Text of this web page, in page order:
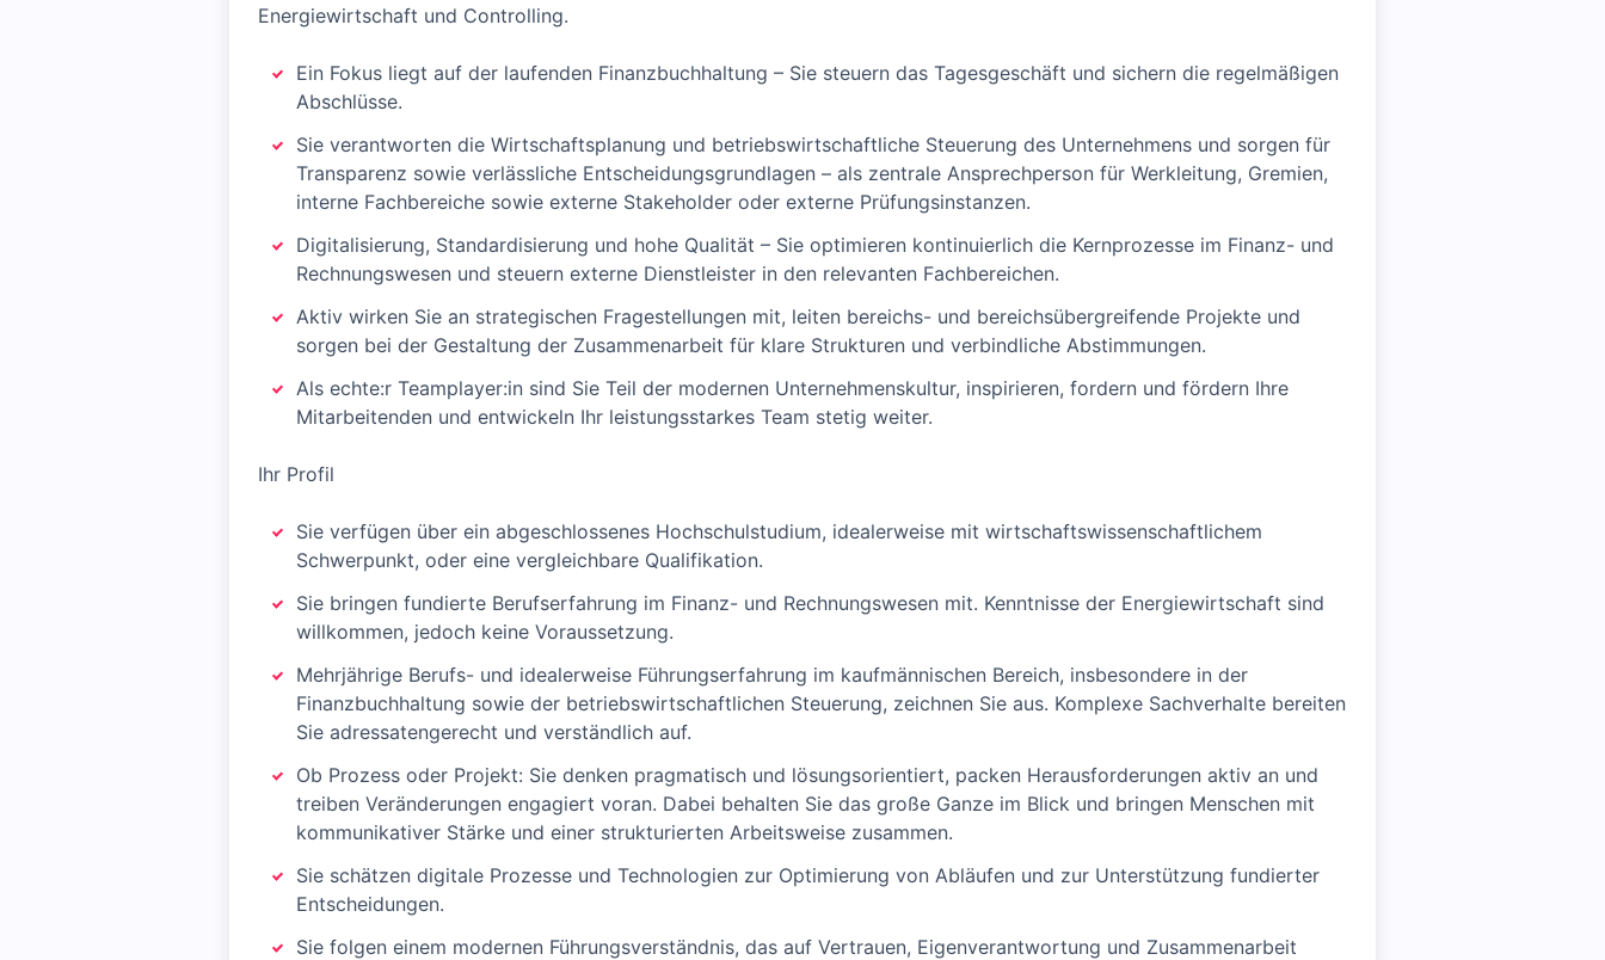
Energiewirtschaft und Controlling.
Ein Fokus liegt auf der laufenden Finanzbuchhaltung – Sie steuern das Tagesgeschäft und sichern die regelmäßigen
Abschlüsse.
Sie verantworten die Wirtschaftsplanung und betriebswirtschaftliche Steuerung des Unternehmens und sorgen für
Transparenz sowie verlässliche Entscheidungsgrundlagen – als zentrale Ansprechperson für Werkleitung, Gremien,
interne Fachbereiche sowie externe Stakeholder oder externe Prüfungsinstanzen.
Digitalisierung, Standardisierung und hohe Qualität – Sie optimieren kontinuierlich die Kernprozesse im Finanz- und
Rechnungswesen und steuern externe Dienstleister in den relevanten Fachbereichen.
Aktiv wirken Sie an strategischen Fragestellungen mit, leiten bereichs- und bereichsübergreifende Projekte und
sorgen bei der Gestaltung der Zusammenarbeit für klare Strukturen und verbindliche Abstimmungen.
Als echte:r Teamplayer:in sind Sie Teil der modernen Unternehmenskultur, inspirieren, fordern und fördern Ihre
Mitarbeitenden und entwickeln Ihr leistungsstarkes Team stetig weiter.
Ihr Profil
Sie verfügen über ein abgeschlossenes Hochschulstudium, idealerweise mit wirtschaftswissenschaftlichem
Schwerpunkt, oder eine vergleichbare Qualifikation.
Sie bringen fundierte Berufserfahrung im Finanz- und Rechnungswesen mit. Kenntnisse der Energiewirtschaft sind
willkommen, jedoch keine Voraussetzung.
Mehrjährige Berufs- und idealerweise Führungserfahrung im kaufmännischen Bereich, insbesondere in der
Finanzbuchhaltung sowie der betriebswirtschaftlichen Steuerung, zeichnen Sie aus. Komplexe Sachverhalte bereiten
Sie adressatengerecht und verständlich auf.
Ob Prozess oder Projekt: Sie denken pragmatisch und lösungsorientiert, packen Herausforderungen aktiv an und
treiben Veränderungen engagiert voran. Dabei behalten Sie das große Ganze im Blick und bringen Menschen mit
kommunikativer Stärke und einer strukturierten Arbeitsweise zusammen.
Sie schätzen digitale Prozesse und Technologien zur Optimierung von Abläufen und zur Unterstützung fundierter
Entscheidungen.
Sie folgen einem modernen Führungsverständnis, das auf Vertrauen, Eigenverantwortung und Zusammenarbeit